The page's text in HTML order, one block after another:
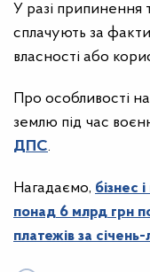
У разі припинення
сплачують за
власності або
Про особливості
землю під час
ДПС.
Нагадаємо, бізнес
понад 6 млрд грн
платежів за